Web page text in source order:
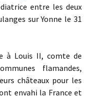
entre les deux
sur Yonne le 31
à Louis II, comte de
flamandes,
châteaux pour les
envahi la France et